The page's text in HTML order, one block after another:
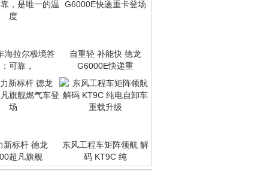
海拉尔极境答
可靠，
自重轻 补能快 德龙
G6000E快递重
新标杆 德龙
超凡旗舰
东风工程车矩阵领航 解
码 KT9C 纯